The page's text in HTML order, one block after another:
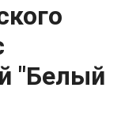
"Белый